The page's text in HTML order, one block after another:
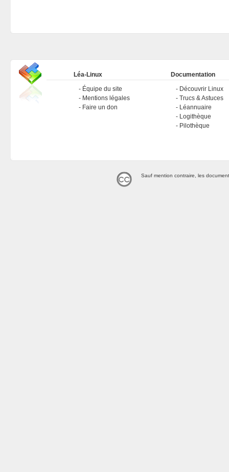
Léa-Linux
Équipe du site
Mentions légales
Faire un don
Documentation
Découvrir Linux
Trucs & Astuces
Léannuaire
Logithèque
Pilothèque
Sauf mention contraire, les